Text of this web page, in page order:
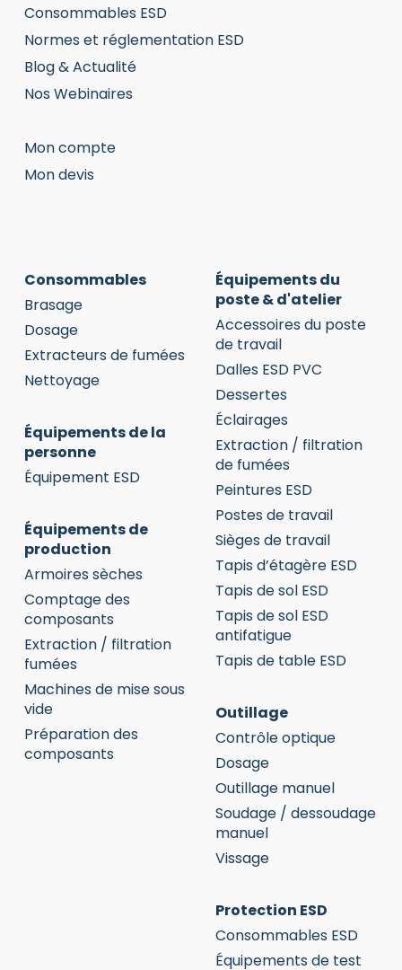
Consommables ESD
Normes et réglementation ESD
Blog & Actualité
Nos Webinaires
Mon compte
Mon devis
Consommables
Brasage
Dosage
Extracteurs de fumées
Nettoyage
Équipements de la
personne
Équipement ESD
Équipements de
production
Armoires sèches
Comptage des
composants
Extraction / filtration
fumées
Machines de mise sous
vide
Préparation des
composants
Équipements du
poste & d'atelier
Accessoires du poste
de travail
Dalles ESD PVC
Dessertes
Éclairages
Extraction / filtration
de fumées
Peintures ESD
Postes de travail
Sièges de travail
Tapis d’étagère ESD
Tapis de sol ESD
Tapis de sol ESD
antifatigue
Tapis de table ESD
Outillage
Contrôle optique
Dosage
Outillage manuel
Soudage / dessoudage
manuel
Vissage
Protection ESD
Consommables ESD
Équipements de test